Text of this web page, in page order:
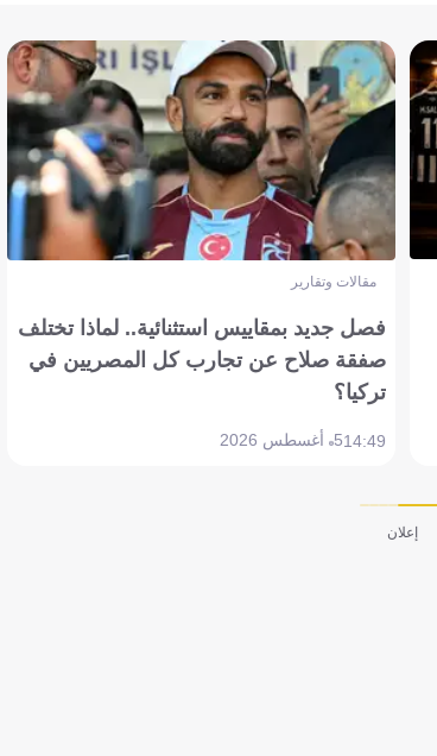
مقالات وتقارير
فصل جديد بمقاييس استثنائية.. لماذا تختلف
صفقة صلاح عن تجارب كل المصريين في
تركيا؟
14:495 أغسطس 2026
إعلان